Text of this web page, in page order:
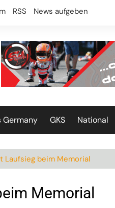
RSS News aufgeben
Germany GKS National
Laufsieg beim Memorial
Memorial